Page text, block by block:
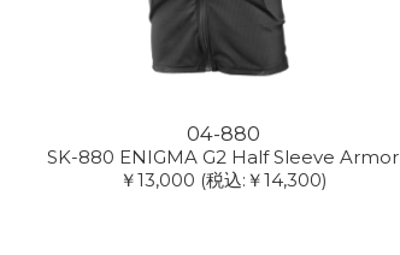
04-880
SK-880 ENIGMA G2 Half Sleeve Armor
￥13,000 (税込:￥14,300)